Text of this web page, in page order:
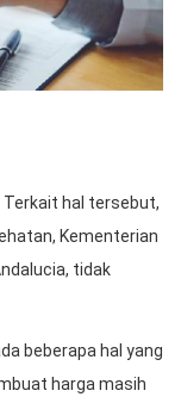
Terkait hal tersebut,
Kementerian
tidak
beberapa hal yang
harga masih